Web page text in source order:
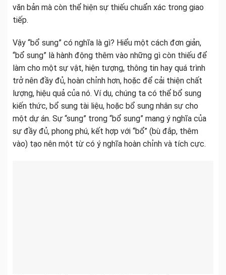
văn bản mà còn thể hiện sự thiếu chuẩn xác trong giao
tiếp.
Vậy “bổ sung” có nghĩa là gì? Hiểu một cách đơn giản,
“bổ sung” là hành động thêm vào những gì còn thiếu để
làm cho một sự vật, hiện tượng, thông tin hay quá trình
trở nên đầy đủ, hoàn chỉnh hơn, hoặc để cải thiện chất
lượng, hiệu quả của nó. Ví dụ, chúng ta có thể bổ sung
kiến thức, bổ sung tài liệu, hoặc bổ sung nhân sự cho
một dự án. Sự “sung” trong “bổ sung” mang ý nghĩa của
sự đầy đủ, phong phú, kết hợp với “bổ” (bù đắp, thêm
vào) tạo nên một từ có ý nghĩa hoàn chỉnh và tích cực.